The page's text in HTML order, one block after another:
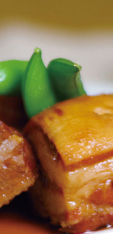
会